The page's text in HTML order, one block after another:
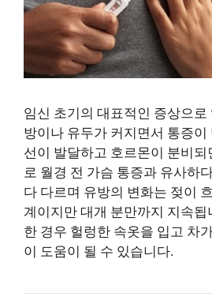
임신 초기의 대표적인 증상으로
방이나 유두가 커지면서 통증이
선이 발달하고 호르몬이 분비
로 월경 전 가슴 통증과 유사하
다 다르며 유방의 변화는 젖이
계이지만 대개 분만까지 지속됩
한 경우 헐렁한 속옷을 입고 차
이 도움이 될 수 있습니다.